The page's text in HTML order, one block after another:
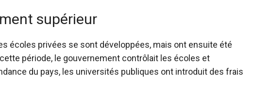
supérieur
écoles privées se sont développées, mais ont ensuite été
période, le gouvernement contrôlait les écoles et
du pays, les universités publiques ont introduit des frais